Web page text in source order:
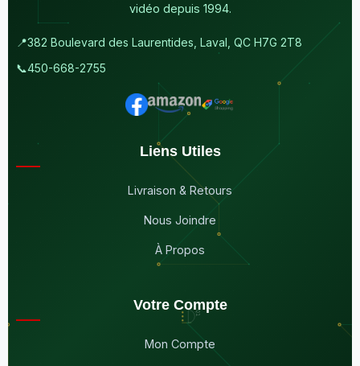
vidéo depuis 1994.
📍382 Boulevard des Laurentides, Laval, QC H7G 2T8
📞450-668-2755
Liens Utiles
Livraison & Retours
Nous Joindre
À Propos
Votre Compte
Mon Compte